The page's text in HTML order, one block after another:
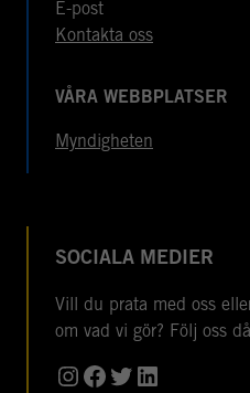
E-post
Kontakta oss
VÅRA WEBBPLATSER
Myndigheten
SOCIALA MEDIER
Vill du prata med oss
om vad vi gör? Följ oss
Instagram
Facebook
Twitter
LinkedIn